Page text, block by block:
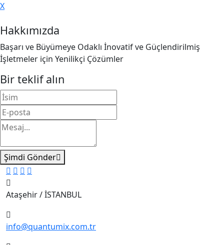
X
Hakkımızda
Başarı ve Büyümeye Odaklı İnovatif ve Güçlendirilmiş
İşletmeler için Yenilikçi Çözümler
Bir teklif alın
Şimdi Gönder
Ataşehir / İSTANBUL
info@quantumix.com.tr